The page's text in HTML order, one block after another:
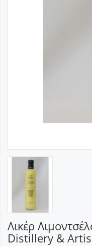
Λικέρ
Distillery &